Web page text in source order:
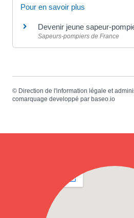
Pour en savoir plus
Devenir jeune sapeur-
Sapeurs-pompiers de France
© Direction de l'information légale et
comarquage developpé par baseo.io